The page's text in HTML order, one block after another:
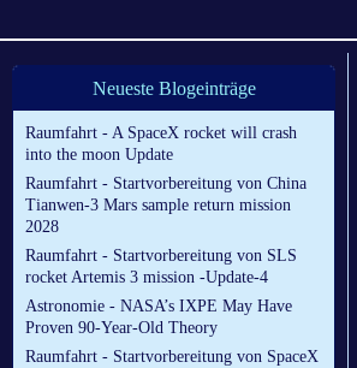
Neueste Blogeinträge
Raumfahrt - A SpaceX rocket will crash
into the moon Update
Raumfahrt - Startvorbereitung von China
Tianwen-3 Mars sample return mission
2028
Raumfahrt - Startvorbereitung von SLS
rocket Artemis 3 mission -Update-4
Astronomie - NASA’s IXPE May Have
Proven 90-Year-Old Theory
Raumfahrt - Startvorbereitung von SpaceX